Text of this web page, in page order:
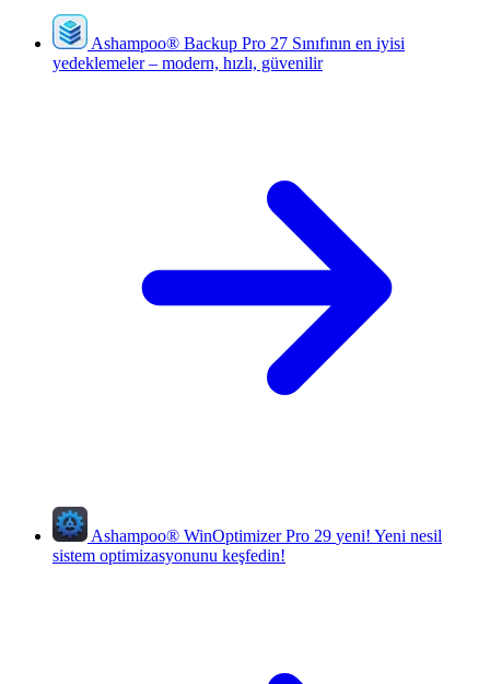
Ashampoo® Backup Pro 27 Sınıfının en iyisi
yedeklemeler – modern, hızlı, güvenilir
Ashampoo® WinOptimizer Pro 29 yeni! Yeni nesil
sistem optimizasyonunu keşfedin!